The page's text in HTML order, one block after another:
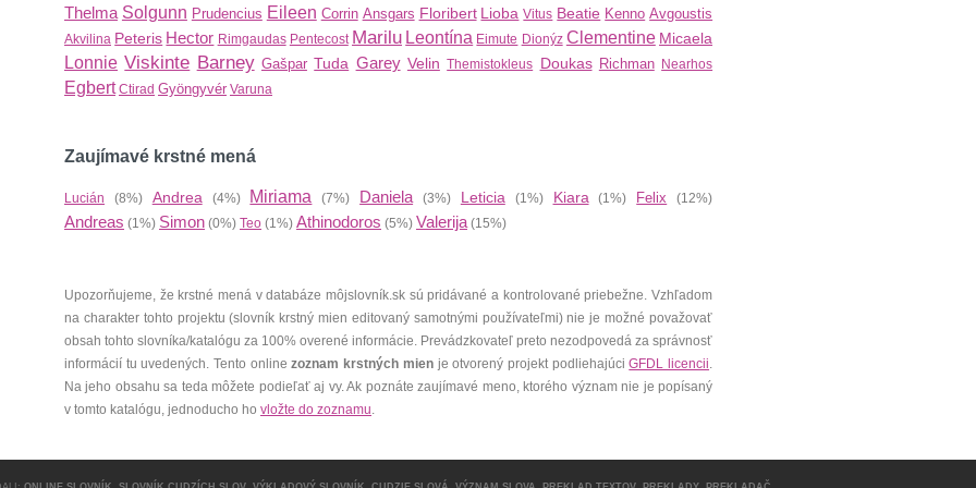
Thelma Solgunn Prudencius Eileen Corrin Ansgars Floribert Lioba Vitus Beatie Kenno Avgoustis
Akvilina Peteris Hector Rimgaudas Pentecost Marilu Leontína Eimute Dionýz Clementine Micaela
Lonnie Viskinte Barney Gašpar Tuda Garey Velin Themistokleus Doukas Richman Nearhos
Egbert Ctirad Gyöngyvér Varuna
Zaujímavé krstné mená
Lucián (8%) Andrea(4%) Miriama (7%) Daniela(3%) Leticia(1%) Kiara(1%) Felix (12%)
Andreas (1%) Simon (0%) Teo (1%) Athinodoros (5%) Valerija(15%)
Upozorňujeme, že krstné mená v databáze môjslovník.sk sú pridávané a kontrolované priebežne. Vzhľadom
na charakter tohto projektu (slovník krstný mien editovaný samotnými používateľmi) nie je možné považovať
obsah tohto slovníka/katalógu za 100% overené informácie. Prevádzkovateľ preto nezodpovedá za správnosť
informácií tu uvedených. Tento onlinezoznam krstných mienje otvorený projekt podliehajúciGFDL licencii.
Na jeho obsahu sa teda môžete podieľať aj vy. Ak poznáte zaujímavé meno, ktorého význam nie je popísaný
v tomto katalógu, jednoducho ho vložte do zoznamu.